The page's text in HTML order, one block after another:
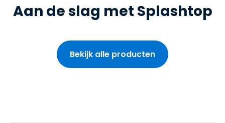
Aan de slag met Splashtop
Bekijk alle producten